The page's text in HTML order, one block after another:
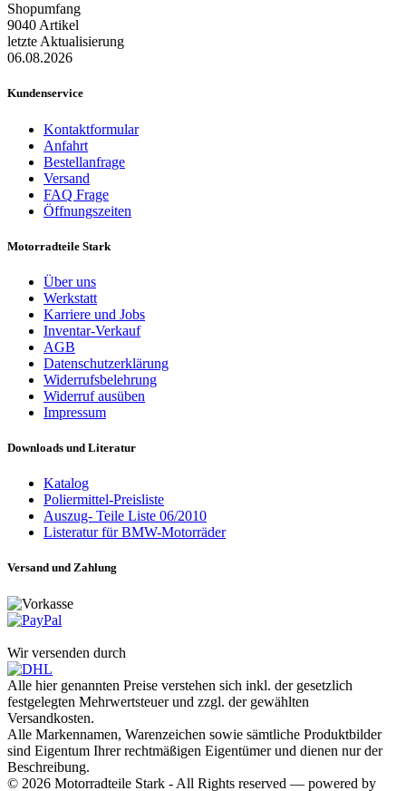
Shopumfang
9040 Artikel
letzte Aktualisierung
06.08.2026
Kundenservice
Kontaktformular
Anfahrt
Bestellanfrage
Versand
FAQ Frage
Öffnungszeiten
Motorradteile Stark
Über uns
Werkstatt
Karriere und Jobs
Inventar-Verkauf
AGB
Datenschutzerklärung
Widerrufsbelehrung
Widerruf ausüben
Impressum
Downloads und Literatur
Katalog
Poliermittel-Preisliste
Auszug- Teile Liste 06/2010
Listeratur für BMW-Motorräder
Versand und Zahlung
Wir versenden durch
Alle hier genannten Preise verstehen sich inkl. der gesetzlich
festgelegten Mehrwertsteuer und zzgl. der gewählten
Versandkosten.
Alle Markennamen, Warenzeichen sowie sämtliche Produktbilder
sind Eigentum Ihrer rechtmäßigen Eigentümer und dienen nur der
Beschreibung.
© 2026 Motorradteile Stark - All Rights reserved — powered by